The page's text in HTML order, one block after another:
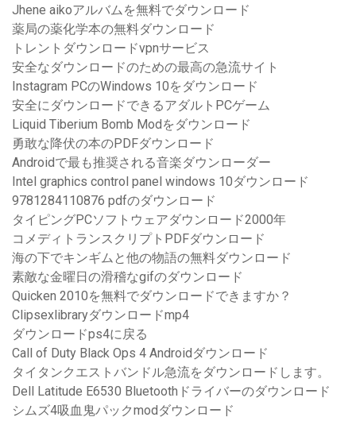
Jhene aikoアルバムを無料でダウンロード
薬局の薬化学本の無料ダウンロード
トレントダウンロードvpnサービス
安全なダウンロードのための最高の急流サイト
Instagram PCのWindows 10をダウンロード
安全にダウンロードできるアダルトPCゲーム
Liquid Tiberium Bomb Modをダウンロード
勇敢な降伏の本のPDFダウンロード
Androidで最も推奨される音楽ダウンローダー
Intel graphics control panel windows 10ダウンロード
9781284110876 pdfのダウンロード
タイピングPCソフトウェアダウンロード2000年
コメディトランスクリプトPDFダウンロード
海の下でキンギムと他の物語の無料ダウンロード
素敵な金曜日の滑稽なgifのダウンロード
Quicken 2010を無料でダウンロードできますか？
Clipsexlibraryダウンロードmp4
ダウンロードps4に戻る
Call of Duty Black Ops 4 Androidダウンロード
タイタンクエストバンドル急流をダウンロードします。
Dell Latitude E6530 Bluetoothドライバーのダウンロード
シムズ4吸血鬼パックmodダウンロード